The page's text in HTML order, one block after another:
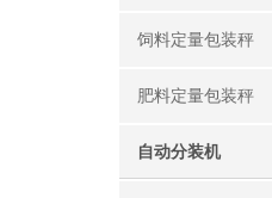
饲料定量包装秤
肥料定量包装秤
自动分装机